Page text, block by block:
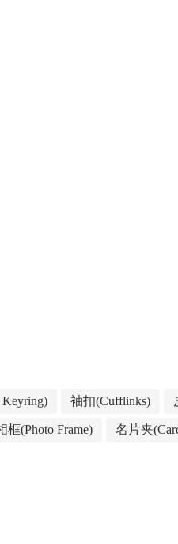
袖扣(Cufflinks)
框(Photo Frame) 名片夹